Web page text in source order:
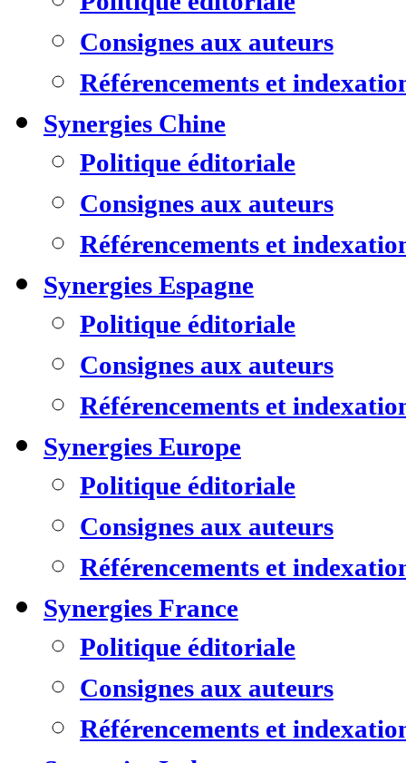
Consignes aux auteurs
Référencements et
Synergies Chine
Politique éditoriale
Consignes aux auteurs
Référencements et
Synergies Espagne
Politique éditoriale
Consignes aux auteurs
Référencements et
Synergies Europe
Politique éditoriale
Consignes aux auteurs
Référencements et
Synergies France
Politique éditoriale
Consignes aux auteurs
Référencements et